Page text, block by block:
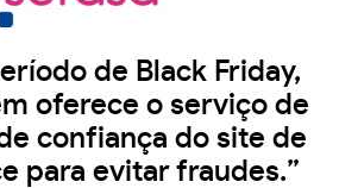
de Black Friday,
oferece o serviço de
confiança do site de
para evitar fraudes.”